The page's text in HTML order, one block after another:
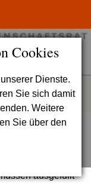
Cookies
Dienste.
Sie sich damit
Weitere
Sie über den
ausgefüllt